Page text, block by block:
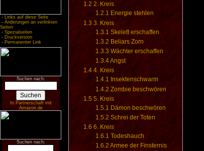
- Links auf diese Seite
- Änderungen an verlinkten
Seiten
- Spezialseiten
- Druckversion
- Permanenter Link
Suchen nach:
In Partnerschaft mit
Amazon.de
Suchen nach:
1.2 2. Kreis
1.2.1 Energie stehlen
1.3 3. Kreis
1.3.1 Skelett erschaffen
1.3.2 Beliars Zorn
1.3.3 Wächter erschaffen
1.3.4Angst
1.4 4. Kreis
1.4.1 Insektenschwarm
1.4.2 Zombie beschwören
1.5 5. Kreis
1.5.1 Dämon beschwören
1.5.2 Schrei der Toten
1.6 6. Kreis
1.6.1 Todeshauch
1.6.2 Armee der Finsternis